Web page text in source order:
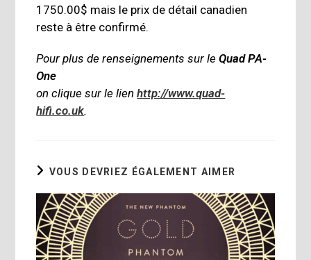
1750.00$ mais le prix de détail canadien
reste à être confirmé.
Pour plus de renseignements sur leQuad PA-
One
on clique sur le lienhttp://www.quad-
hifi.co.uk.
VOUS DEVRIEZ ÉGALEMENT AIMER